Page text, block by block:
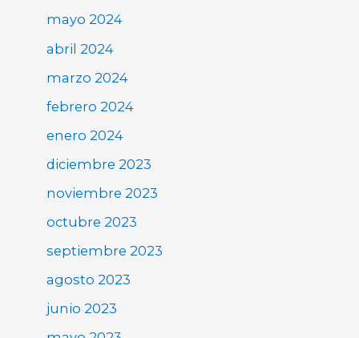
mayo 2024
abril 2024
marzo 2024
febrero 2024
enero 2024
diciembre 2023
noviembre 2023
octubre 2023
septiembre 2023
agosto 2023
junio 2023